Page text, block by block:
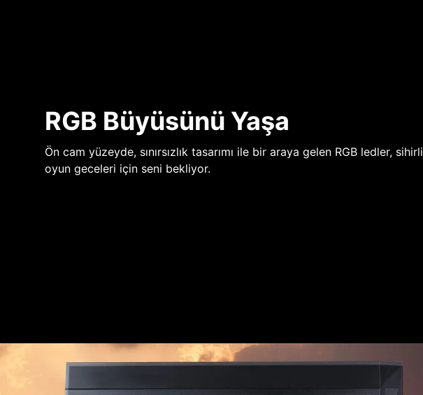
RGB Büyüsünü Yaşa
Ön cam yüzeyde, sınırsızlık tasarımı ile bir araya gelen RGB ledler, sihirli
oyun geceleri için seni bekliyor.